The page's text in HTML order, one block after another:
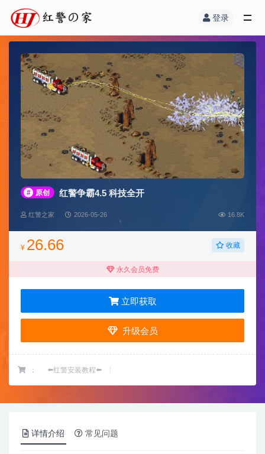
登录
# 原创 红警争霸4.5 科技全开
红警之家 2026-05-26 16.8K
¥ 26.66 收藏
永久会员免费
立即获取
升级会员
： ⬅️红警安装教程⬅️
详情介绍 常见问题